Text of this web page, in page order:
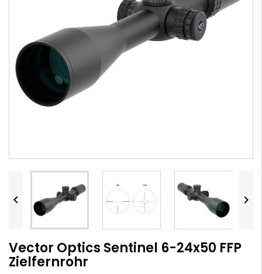
 
Vector Optics Sentinel 6-24x50 FFP
Zielfernrohr